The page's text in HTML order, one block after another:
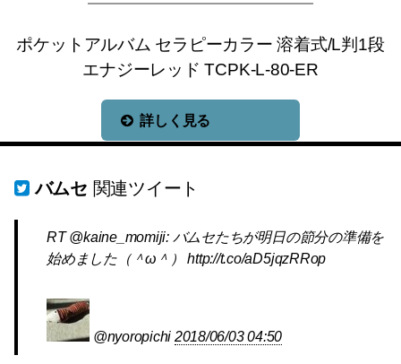
ポケットアルバム セラピーカラー 溶着式/L判1段
エナジーレッド TCPK-L-80-ER
詳しく見る
バムセ 関連ツイート
RT @kaine_momiji: バムセたちが明日の節分の準備を
始めました（＾ω＾） http://t.co/aD5jqzRRop
@nyoropichi 2018/06/03 04:50